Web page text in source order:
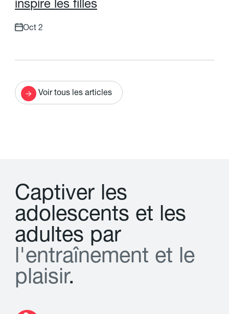
inspire les flles
Oct 2
Voir tous les articles
Captiver les
adolescents et les
adultes par
l'entraînement et le
plaisir.